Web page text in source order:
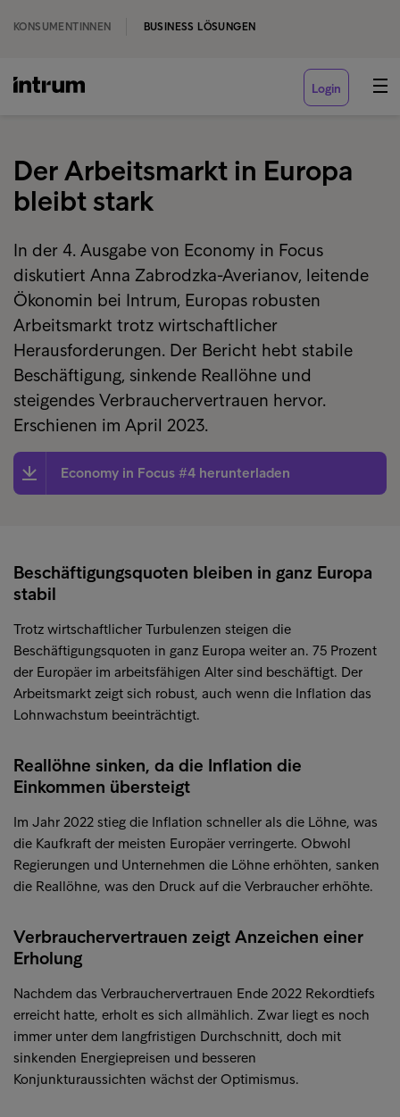
KONSUMENTINNEN BUSINESS LÖSUNGEN
Login
Der Arbeitsmarkt in Europa
bleibt stark
In der 4. Ausgabe von Economy in Focus
diskutiert Anna Zabrodzka-Averianov, leitende
Ökonomin bei Intrum, Europas robusten
Arbeitsmarkt trotz wirtschaftlicher
Herausforderungen. Der Bericht hebt stabile
Beschäftigung, sinkende Reallöhne und
steigendes Verbrauchervertrauen hervor.
Erschienen im April 2023.
Economy in Focus #4 herunterladen
Beschäftigungsquoten bleiben in ganz Europa
stabil
Trotz wirtschaftlicher Turbulenzen steigen die
Beschäftigungsquoten in ganz Europa weiter an. 75 Prozent
der Europäer im arbeitsfähigen Alter sind beschäftigt. Der
Arbeitsmarkt zeigt sich robust, auch wenn die Inflation das
Lohnwachstum beeinträchtigt.
Reallöhne sinken, da die Inflation die
Einkommen übersteigt
Im Jahr 2022 stieg die Inflation schneller als die Löhne, was
die Kaufkraft der meisten Europäer verringerte. Obwohl
Regierungen und Unternehmen die Löhne erhöhten, sanken
die Reallöhne, was den Druck auf die Verbraucher erhöhte.
Verbrauchervertrauen zeigt Anzeichen einer
Erholung
Nachdem das Verbrauchervertrauen Ende 2022 Rekordtiefs
erreicht hatte, erholt es sich allmählich. Zwar liegt es noch
immer unter dem langfristigen Durchschnitt, doch mit
sinkenden Energiepreisen und besseren
Konjunkturaussichten wächst der Optimismus.